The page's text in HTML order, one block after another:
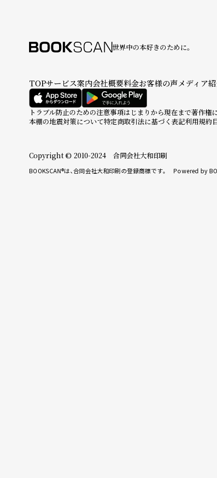
世界中の本好きのために。
TOPサービス案内会社概要料金お客様の声メディア
トラブル防止のための注意事項はじまりから現在まで著作権
本棚の地震対策について特定商取引法に基づく表記利用規約
Copyright © 2010-2024 合同会社大和印刷
BOOKSCAN®は、合同会社大和印刷の登録商標です。 Powered by